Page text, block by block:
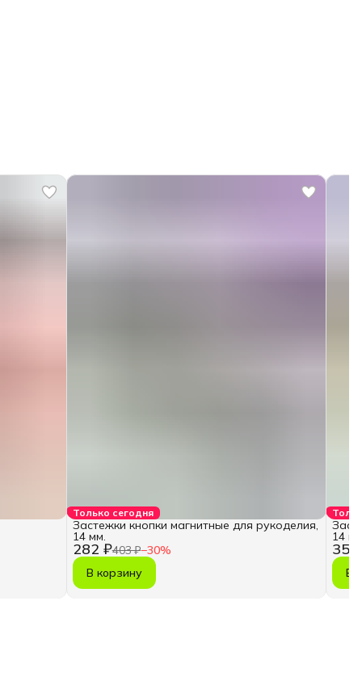
Только сегодня
282 ₽403 ₽−30%
Застежки кнопки магнитные для рукоделия,
14 мм.
В корзину
358
14
В